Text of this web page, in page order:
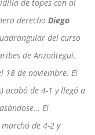
de topes con al
derecho Diego
del curso
de Anzoátegui.
18 de noviembre. El
acabó de 4-1 y llegó a
El
de 4-2 y